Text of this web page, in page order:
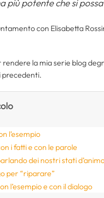
più potente che si
con Elisabetta
la mia serie blog
precedenti.
l’esempio
i fatti e con le parole
dei nostri stati
per “riparare”
l’esempio e con il dialogo